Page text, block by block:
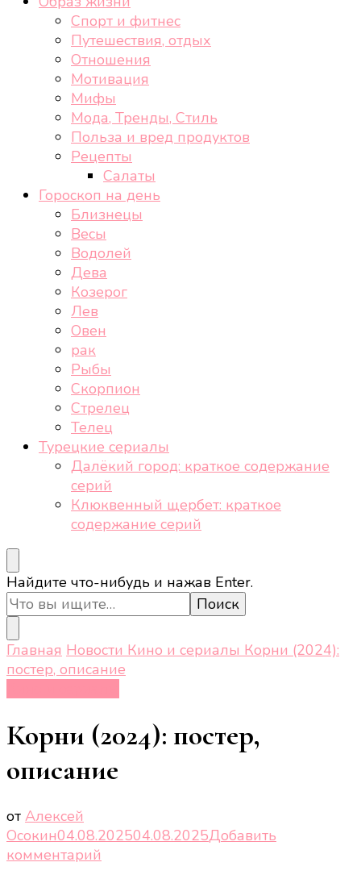
Спорт и фитнес
Путешествия, отдых
Отношения
Мотивация
Мифы
Мода, Тренды, Стиль
Польза и вред продуктов
Рецепты
Салаты
Гороскоп на день
Близнецы
Весы
Водолей
Дева
Козерог
Лев
Овен
рак
Рыбы
Скорпион
Стрелец
Телец
Турецкие сериалы
Далёкий город: краткое содержание
серий
Клюквенный щербет: краткое
содержание серий
Ищите
что-
то?
Найдите что-нибудь и нажав Enter.
Главная Новости Кино и сериалы Корни (2024):
постер, описание
Корни (2024): постер,
описание
от Алексей
Осокин04.08.202504.08.2025Добавить
комментарий